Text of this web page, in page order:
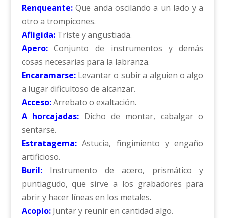
Renqueante:Que anda oscilando a un lado y a
otro a trompicones.
Afligida:Triste y angustiada.
Apero:Conjunto de instrumentos y demás
cosas necesarias para la labranza.
Encaramarse:Levantar o subir a alguien o algo
a lugar dificultoso de alcanzar.
Acceso:Arrebato o exaltación.
A horcajadas: Dicho de montar, cabalgar o
sentarse.
Estratagema:Astucia, fingimiento y engaño
artificioso.
Buril:Instrumento de acero, prismático y
puntiagudo, que sirve a los grabadores para
abrir y hacer líneas en los metales.
Acopio:Juntar y reunir en cantidad algo.